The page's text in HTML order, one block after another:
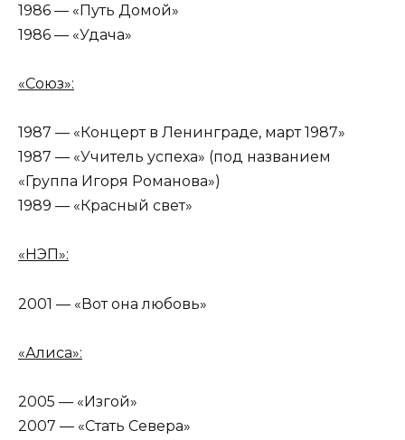
1986 — «Путь Домой»
1986 — «Удача»
«Союз»:
1987 — «Концерт в Ленинграде, март 1987»
1987 — «Учитель успеха» (под названием
«Группа Игоря Романова»)
1989 — «Красный свет»
«НЭП»:
2001 — «Вот она любовь»
«Алиса»:
2005 — «Изгой»
2007 — «Стать Севера»